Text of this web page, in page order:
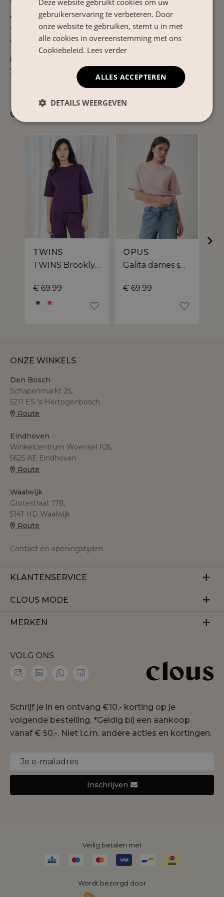
Verzorgingsinstructies
Wassen op 30°C fijnwas. Niet bleken, niet in de
droger en strijken op lage temperatuur.
Product Nr.
SW136
Gerelateerde producten
TWINS
TWINS Brooklyn dames sweater | korte mouw
€ 69.99
OPUS
Galita dames sweatshirt | losse pasvorm
€ 69.99
ONZE WINKELS
Den Bosch
Schapenmarkt 25,
5211 ES 's-Hertogenbosch
Route
Eindhoven
Winkelcentrum Woensel 105,
5625 AE Eindhoven
Route
Waalwijk
Grotestraat 178,
5141 HD Waalwijk
Route
Contact en openingstijden
KLANTENSERVICE
Veelgestelde vragen
Betalen
CLOUS MODE
Over ons
Membership
Onze winkels
Duurzaamheid
Cookie statement
MERKEN
Accentil
Amaya Amsterdam
Geisha
Gustav
Jansen Amsterdam
Monari
Nukus
Rino&Pelle
VOLG ONS
Schrijf je in en ontvang €10,- korting op je
volgende bestelling. *Geldig bij een aankoop
vanaf € 50,-. Niet i.c.m. andere acties en kortingen.
Inschrijven
Veilig betalen met
Wordt bezorgd door
Deze website gebruikt cookies om uw
gebruikerservaring te verbeteren. Door
onze website te gebruiken, stemt u in met
alle cookies in overeenstemming met ons
Cookiebeleid. Lees verder
ALLES ACCEPTEREN
DETAILS WEERGEVEN